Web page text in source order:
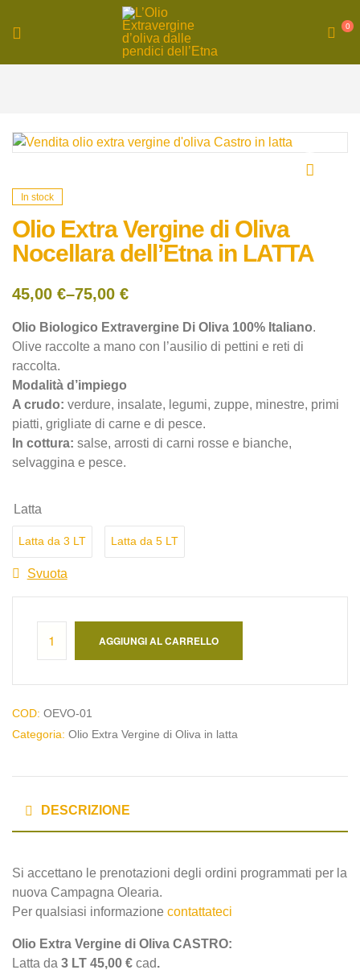
OlioCastro
Produzione
extravergine
d’oliva
0
In stock
Olio Extra Vergine di Oliva
Nocellara dell’Etna in LATTA
45,00 €–75,00 €
Olio Biologico Extravergine Di Oliva 100% Italiano.
Olive raccolte a mano con l’ausilio di pettini e reti di
raccolta.
Modalità d’impiego
A crudo: verdure, insalate, legumi, zuppe, minestre, primi
piatti, grigliate di carne e di pesce.
In cottura: salse, arrosti di carni rosse e bianche,
selvaggina e pesce.
Latta
Latta da 3 LT Latta da 5 LT
Svuota
AGGIUNGI AL CARRELLO
COD: OEVO-01
Categoria: Olio Extra Vergine di Oliva in latta
DESCRIZIONE
Si accettano le prenotazioni degli ordini programmati per la
nuova Campagna Olearia.
Per qualsiasi informazione contattateci
Olio Extra Vergine di Oliva CASTRO:
Latta da 3 LT 45,00 € cad.